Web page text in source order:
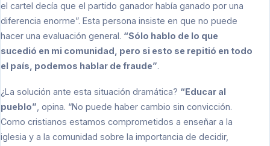
el cartel decía que el partido ganador había ganado por una
diferencia enorme”. Esta persona insiste en que no puede
hacer una evaluación general. “Sólo hablo de lo que
sucedió en mi comunidad, pero si esto se repitió en todo
el país, podemos hablar de fraude”.
¿La solución ante esta situación dramática? “Educar al
pueblo”, opina. “No puede haber cambio sin convicción.
Como cristianos estamos comprometidos a enseñar a la
iglesia y a la comunidad sobre la importancia de decidir,